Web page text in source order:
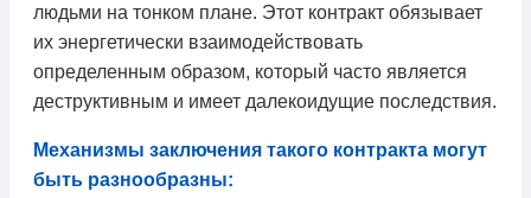
людьми на тонком плане. Этот контракт обязывает
их энергетически взаимодействовать
определенным образом, который часто является
деструктивным и имеет далекоидущие последствия.
Механизмы заключения такого контракта могут
быть разнообразны: